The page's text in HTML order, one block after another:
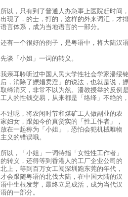
所以，只有到了普通人办急事上医院赶时间
出现了，的士，打的，这样的外来词汇，才
语言体系，成为当地语言的一部分。
还有一个很好的例子，是粤语中，将大陆汉
先谈「小姐」一词的转义。
我亲耳聆听过中国人民大学性社会学家潘绥
后，消除了嫖娼卖淫」的说法，也就是说，
取缔消灭，非常不以为然。潘教授举的反例
工人的性钱交易，从来都是「络绎」不绝的
不过呢，将农闲时节和煤矿工人做副业的农
家妇女，跟如今价真货实的「性工作者」，
放在一起称为「小姐」，恐怕会犯机械唯物
主义的错误哦。
所以，「小姐」一词特指「女性性工作者」
的转义，还得等到香港人的工厂企业公司的
北上，等到百万女工闯深圳跑东莞的年代，
才会跟随粤语的北伐大陆，在中国大陆的汉
语中生根发芽，最终立足成活，成为当代汉
语的一部分。